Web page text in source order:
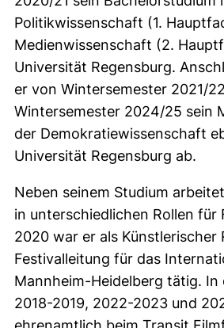
Politikwissenschaft (1.
Medienwissenschaft (2.
Universität Regensburg.
er von Wintersemester 2021/
Wintersemester 2024/25 sein
der Demokratiewissenschaft
Universität Regensburg ab.
Neben seinem Studium
in unterschiedlichen Rollen für
2020 war er als Künstlerischer
Festivalleitung für das
Mannheim-Heidelberg tätig. In
2018-2019, 2022-2023 und